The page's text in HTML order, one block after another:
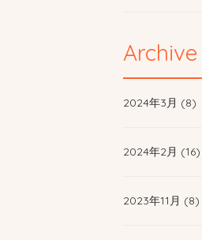
Archive
2024年3月 (8)
2024年2月 (16)
2023年11月 (8)